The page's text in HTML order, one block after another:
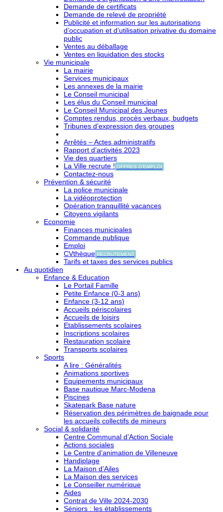
Demande de certificats
Demande de relevé de propriété
Publicité et information sur les autorisations
d’occupation et d’utilisation privative du domaine
public
Ventes au déballage
Ventes en liquidation des stocks
Vie municipale
La mairie
Services municipaux
Les annexes de la mairie
Le Conseil municipal
Les élus du Conseil municipal
Le Conseil Municipal des Jeunes
Comptes rendus, procès verbaux, budgets
Tribunes d’expression des groupes
Arrêtés – Actes administratifs
Rapport d’activités 2023
Vie des quartiers
La Ville recrute ! OFFRES D'EMPLOI
Contactez-nous
Prévention & sécurité
La police municipale
La vidéoprotection
Opération tranquillité vacances
Citoyens vigilants
Economie
Finances municipales
Commande publique
Emploi
CVthèque RECRUTEMENT
Tarifs et taxes des services publics
Au quotidien
Enfance & Education
Le Portail Famille
Petite Enfance (0-3 ans)
Enfance (3-12 ans)
Accueils périscolaires
Accueils de loisirs
Etablissements scolaires
Inscriptions scolaires
Restauration scolaire
Transports scolaires
Sports
A lire : Généralités
Animations sportives
Equipements municipaux
Base nautique Marc-Modena
Piscines
Skatepark Base nature
Réservation des périmètres de baignade pour
les accueils collectifs de mineurs
Social & solidarité
Centre Communal d’Action Sociale
Actions sociales
Le Centre d’animation de Villeneuve
Handiplage
La Maison d’Ailes
La Maison des services
Le Conseiller numérique
Aides
Contrat de Ville 2024-2030
Séniors : les établissements